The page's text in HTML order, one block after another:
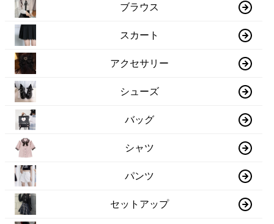
ブラウス
スカート
アクセサリー
シューズ
バッグ
シャツ
パンツ
セットアップ